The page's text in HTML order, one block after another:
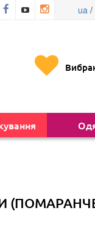
ua/